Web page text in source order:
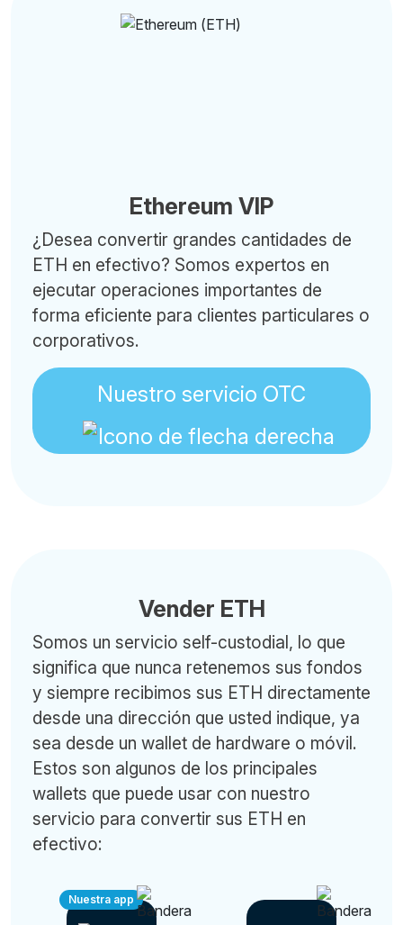
Ethereum VIP
¿Desea convertir grandes cantidades de
ETH en efectivo? Somos expertos en
ejecutar operaciones importantes de
forma eficiente para clientes particulares o
corporativos.
Nuestro servicio OTC
Vender ETH
Somos un servicio self-custodial, lo que
significa que nunca retenemos sus fondos
y siempre recibimos sus ETH directamente
desde una dirección que usted indique, ya
sea desde un wallet de hardware o móvil.
Estos son algunos de los principales
wallets que puede usar con nuestro
servicio para convertir sus ETH en
efectivo:
Nuestra app